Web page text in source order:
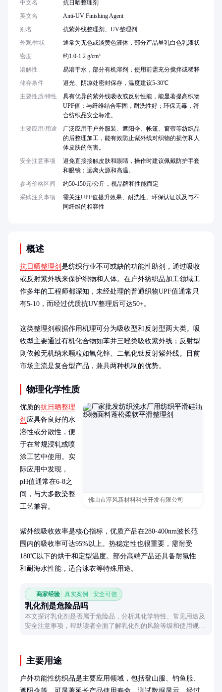
概述
抗日晒整理剂 是纺织行业不可或缺的功能性助剂，通过吸收
或反射紫外线来保护织物和人体。在户外纺织品加工领域工
作多年的工程师都深知，未经处理的普通织物UPF值通常只
有5-10，而经过优质抗UV整理后可达50+。
这类整理剂根据作用机理可分为吸收型和反射型两大类。吸
收型主要通过有机化合物如苯并三唑类吸收紫外线；反射型
则依赖无机纳米颗粒如氧化锌、二氧化钛反射紫外线。目前
市场主流是复合型产品，兼具两种机制的优势。
物理化学性质
佛山市淳风新材料科技开发有限公司
优质的抗日晒整理
剂 应具备良好的水
溶性或分散性，便
于在常规浸轧或喷
涂工艺中使用。实
际应用中发现，
pH值通常在6-8之
间，与大多数染整
工艺兼容。
紫外线吸收效率是核心指标，优质产品在280-400nm波长范
围内的吸收率可达95%以上。热稳定性也很重要，需耐受
180℃以下的烘干和定型温度。部分高端产品还具备耐氯性
和耐海水性能，适合泳衣等特殊用途。
商家经验 真实案例 · 安全可信
乳化剂是危险品吗
本文探讨乳化剂是否属于危险品，分析其化学特性、常见用途及
安全注意事项，帮助读者全面了解乳化剂的风险等级和使用规
主要用途
户外功能性纺织品是主要应用领域，包括登山服、钓鱼服、
中文名
抗日晒整理剂
英文名
Anti-UV Finishing Agent
别名
抗紫外线整理剂、UV整理剂
外观/性状
通常为无色或淡黄色液体，部分产品呈乳白色乳液状
密度
约1.0-1.2 g/cm³
溶解性
易溶于水，部分有机溶剂，使用前需充分搅拌或稀释
储存条件
避光、阴凉处密封保存，温度建议5-30℃
主要性质/特性
具有优异的紫外线吸收或反射性能，能显著提高织物
UPF值；与纤维结合牢固，耐洗性好；环保无毒，符
合纺织品安全标准。
主要应用/用途
广泛应用于户外服装、遮阳伞、帐篷、窗帘等纺织品
的后整理加工，能有效防止紫外线对织物的损伤和人
体皮肤的伤害。
安全注意事项
避免直接接触皮肤和眼睛，操作时建议佩戴防护手套
和眼镜；远离火源和高温。
参考价格区间
约50-150元/公斤，视品牌和性能而定
采购注意事项
需关注UPF值提升效果、耐洗性、环保认证以及与不
同纤维的相容性